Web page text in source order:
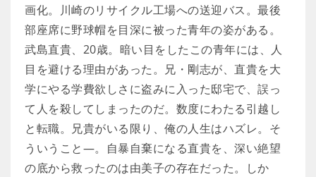
画化。川崎のリサイクル工場への送迎バス。最後
部座席に野球帽を目深に被った青年の姿がある。
武島直貴、20歳。暗い目をしたこの青年には、人
目を避ける理由があった。兄・剛志が、直貴を大
学にやる学費欲しさに盗みに入った邸宅で、誤っ
て人を殺してしまったのだ。数度にわたる引越し
と転職。兄貴がいる限り、俺の人生はハズレ。そ
ういうこと―。自暴自棄になる直貴を、深い絶望
の底から救ったのは由美子の存在だった。しか